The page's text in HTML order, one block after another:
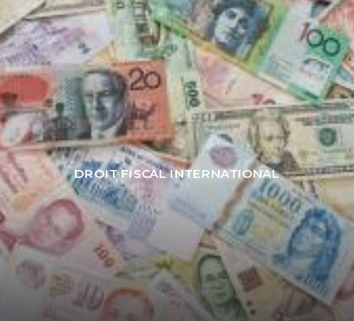
DROIT FISCAL INTERNATIONAL